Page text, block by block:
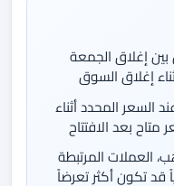
إغلاق الجمعة
إغلاق السوق
السعر المحدد أثناء
بعد الافتتاح
العملات المرتبطة
قد تكون أكثر تعرضاً